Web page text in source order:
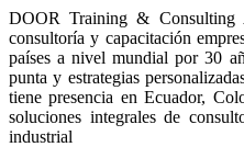
DOOR Training & Consulting
consultoría y capacitación
países a nivel mundial por 30
punta y estrategias
tiene presencia en Ecuador,
soluciones integrales de
industrial